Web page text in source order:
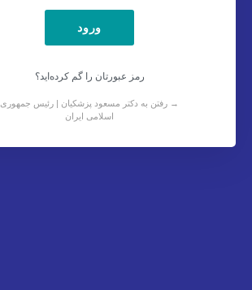
رمز عبورتان را گم کرده‌اید؟
→ رفتن به دکتر مسعود پزشکیان | رئیس جمهوری
اسلامی ایران